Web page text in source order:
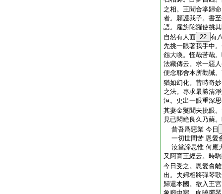
之相。王聞合掌歸
者。願護我子。書
語。雇旃陀羅使挑
自然有人面 22 有
先挑一眼著我手中
怨大喚。怪哉苦哉
法藏傳云。求一惡
便念耶舍本所勸誡
猶如幻化。昔時奇
之法。專求最勝清
洹。更出一眼重深
其妻金鬘聞夫挑眼
見已悶絶良久乃蘇
昔吾爲惡業 今日
一切世間苦 恩愛
汝當諦思惟 何應
又阿育王經云。時
今日受之。恩愛會
出。夫婦相將彈琴
歸還本國。欲入王